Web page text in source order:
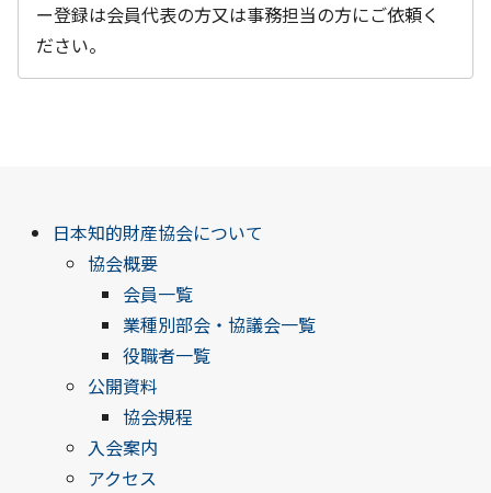
ー登録は会員代表の方又は事務担当の方にご依頼く
ださい。
日本知的財産協会について
協会概要
会員一覧
業種別部会・協議会一覧
役職者一覧
公開資料
協会規程
入会案内
アクセス